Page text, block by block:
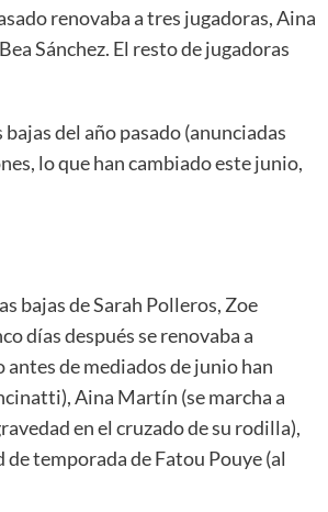
renovaba a tres jugadoras, Aina
Sánchez. El resto de jugadoras
del año pasado (anunciadas
lo que han cambiado este junio,
bajas de Sarah Polleros, Zoe
días después se renovaba a
de mediados de junio han
Aina Martín (se marcha a
en el cruzado de su rodilla),
temporada de Fatou Pouye (al